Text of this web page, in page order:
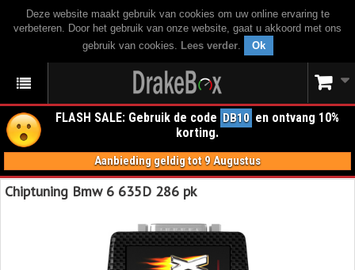
Deze website maakt gebruik van cookies om uw online ervaring te
verbeteren. Door het gebruik van onze website, gaat u akkoord met ons
gebruik van cookies. Lees verder. Ok
FLASH SALE: Gebruik de code DB10 en ontvang 10%
korting.
Aanbieding geldig tot 9 Augustus
Chiptuning Bmw 6 635D 286 pk